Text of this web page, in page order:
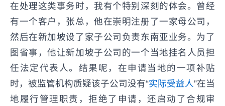
在处理这类事务时，我有个特别深刻的体会。曾经
有一个客户，张总，他在崇明注册了一家母公司，
然后在新加坡设了家子公司负责东南亚业务。为了
图省事，他让新加坡子公司的一个当地挂名人员担
任法定代表人。结果呢，在申请当地的一项补贴
时，被监管机构质疑该子公司没有“实际受益人”在当
地履行管理职责，拒绝了申请，还启动了合规审